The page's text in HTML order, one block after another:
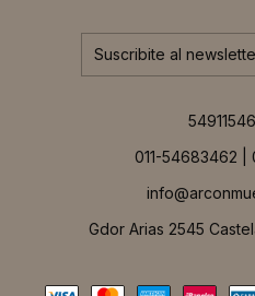
011-54683462 |
Gdor Arias 2545